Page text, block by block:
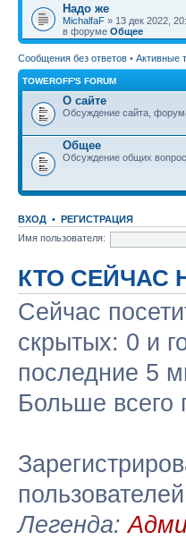
Надо же
MichalfaF » 13 дек 2022,
в форуме Общее
Сообщения без ответов • Активные
TOWEROFF'S FORUM
О сайте
Обсуждение сайта,
Общее
Обсуждение общих
ВХОД • РЕГИСТРАЦИЯ
Имя пользователя:
КТО СЕЙЧАС
Сейчас
скрытых: 0 и
последние 5
Больше всего
пользователей
Легенда: